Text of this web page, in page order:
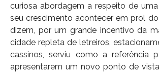
curiosa abordagem a respeito de
seu crescimento acontecer em prol
dizem, por um grande incentivo da
cidade repleta de letreiros,
cassinos, serviu como a referência
apresentarem um novo ponto de